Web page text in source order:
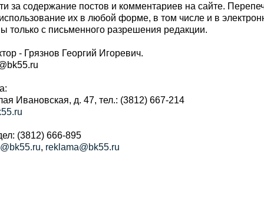
за содержание постов и комментариев на сайте.
их в любой форме, в том числе и в
с письменного разрешения редакции.
- Грязнов Георгий Игоревич.
Ивановская, д. 47, тел.: (3812) 667-214
(3812) 666-895
, reklama@bk55.ru